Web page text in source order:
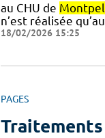
au CHU de
n’est réalisée
18/02/2026 15:25
PAGES
Traitements